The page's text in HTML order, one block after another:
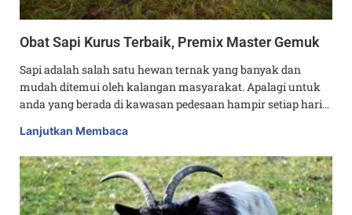
Obat Sapi Kurus Terbaik, Premix Master Gemuk
Sapi adalah salah satu hewan ternak yang banyak dan
mudah ditemui oleh kalangan masyarakat. Apalagi untuk
anda yang berada di kawasan pedesaan hampir setiap hari…
Lanjutkan Membaca